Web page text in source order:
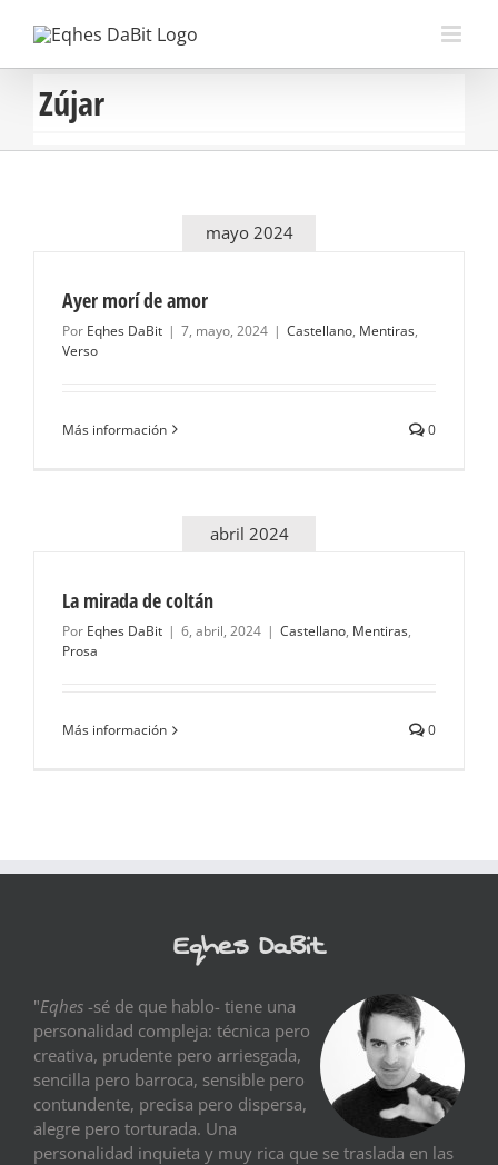
Zújar
mayo 2024
Ayer morí de amor
Por Eqhes DaBit | 7, mayo, 2024 | Castellano, Mentiras,
Verso
Más información 0
abril 2024
La mirada de coltán
Por Eqhes DaBit | 6, abril, 2024 | Castellano, Mentiras,
Prosa
Más información 0
Eqhes DaBit
"Eqhes -sé de que hablo- tiene una
personalidad compleja: técnica pero
creativa, prudente pero arriesgada,
sencilla pero barroca, sensible pero
contundente, precisa pero dispersa,
alegre pero torturada. Una
personalidad inquieta y muy rica que se traslada en las